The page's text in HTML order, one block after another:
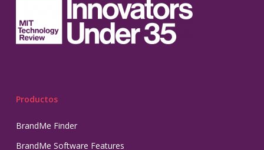
Productos
BrandMe Finder
BrandMe Software Features